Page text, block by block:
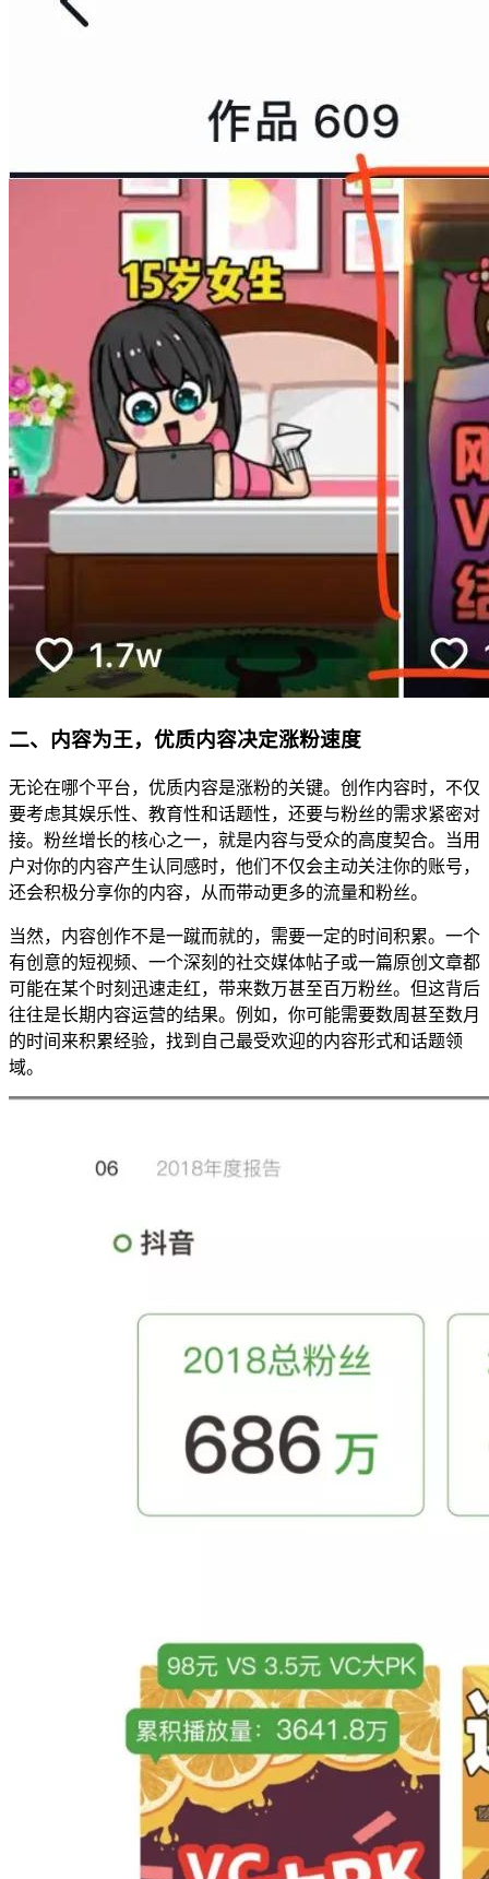
二、内容为王，优质内容决定涨粉速度
无论在哪个平台，优质内容是涨粉的关键。创作内容时，不仅
要考虑其娱乐性、教育性和话题性，还要与粉丝的需求紧密对
接。粉丝增长的核心之一，就是内容与受众的高度契合。当用
户对你的内容产生认同感时，他们不仅会主动关注你的账号，
还会积极分享你的内容，从而带动更多的流量和粉丝。
当然，内容创作不是一蹴而就的，需要一定的时间积累。一个
有创意的短视频、一个深刻的社交媒体帖子或一篇原创文章都
可能在某个时刻迅速走红，带来数万甚至百万粉丝。但这背后
往往是长期内容运营的结果。例如，你可能需要数周甚至数月
的时间来积累经验，找到自己最受欢迎的内容形式和话题领
域。